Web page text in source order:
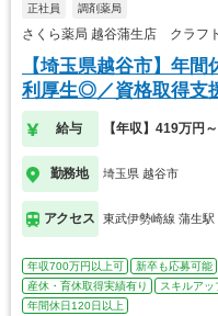
正社員 調剤薬局
さくら薬局 越谷蒲生店 クラフ
【埼玉県越谷市】年
利厚生◎／資格取得支
給与 【年収】419万円
勤務地 埼玉県 越谷市
アクセス 東武伊勢崎線 蒲生駅
年収700万円以上可 新卒も応募可能
産休・育休取得実績有り
スキルアッ
年間休日120日以上